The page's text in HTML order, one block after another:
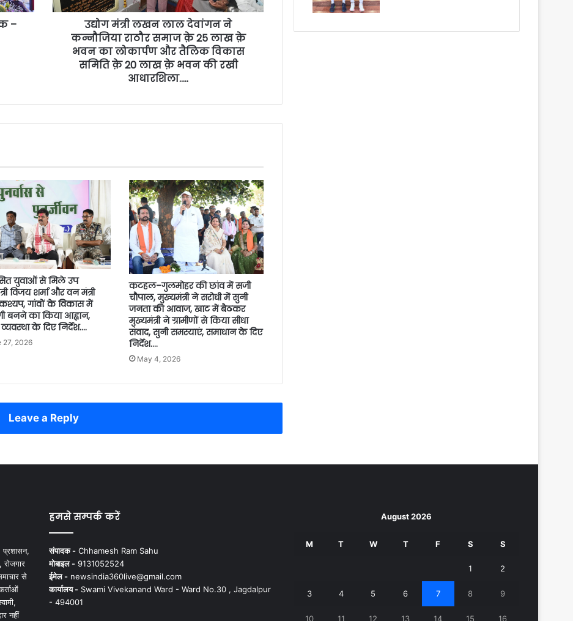
–
उद्योग मंत्री लखन लाल देवांगन ने
कन्नौजिया राठौर समाज क़े 25 लाख क़े
भवन का लोकार्पण और तैलिक विकास
समिति क़े 20 लाख क़े भवन की रखी
आधारशिला…..
युवाओं से मिले उप
विजय शर्मा और वन मंत्री
गांवों के विकास में
बनने का किया आह्वान,
के दिए निर्देश….
27, 2026
कटहल–गुलमोहर की छांव में सजी
चौपाल, मुख्यमंत्री ने सरोधी में सुनी
जनता की आवाज, खाट में बैठकर
मुख्यमंत्री ने ग्रामीणों से किया सीधा
संवाद, सुनी समस्याएं, समाधान के दिए
निर्देश….
May 4, 2026
Leave a Reply
प्रशासन,
से
नहीं
हमसे सम्पर्क करें
संपादक -Chhamesh Ram Sahu
मोबाइल -9131052524
ईमेल - newsindia360live@gmail.com
कार्यालय -Swami Vivekanand Ward - Ward No.30 , Jagdalpur
- 494001
August 2026
M T W T F S S
1 2
3 4 5 6 7 8 9
10 11 12 13 14 15 16